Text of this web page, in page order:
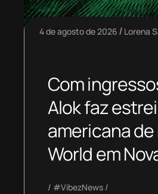
4 de agosto de 2026 Lorena
Com
Alok faz
americana de
World em
#VibezNews